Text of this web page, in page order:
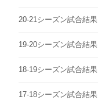
20-21シーズン試合結果
19-20シーズン試合結果
18-19シーズン試合結果
17-18シーズン試合結果